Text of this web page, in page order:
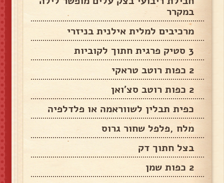
במקרר
מרכיבים למלית אילנית בניזרי
3 סטיק פרגית חתוך לקוביות
2 כפות רוטב טראקי
2 כפות רוטב סצ'ואן
כפית תבלין לשווראמה או פלדלפיה
מלח ,פלפל שחור גרוס
בצל חתוך דק
2 כפות שמן